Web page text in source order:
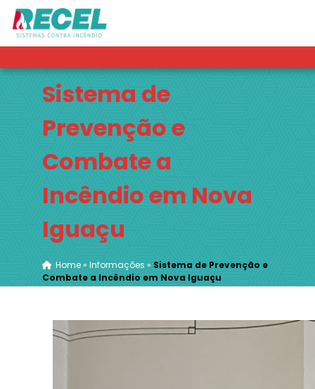
Sistema de
Prevenção e
Combate a
Incêndio em Nova
Iguaçu
Home» Informações » Sistema de Prevenção e
Combate a Incêndio em Nova Iguaçu